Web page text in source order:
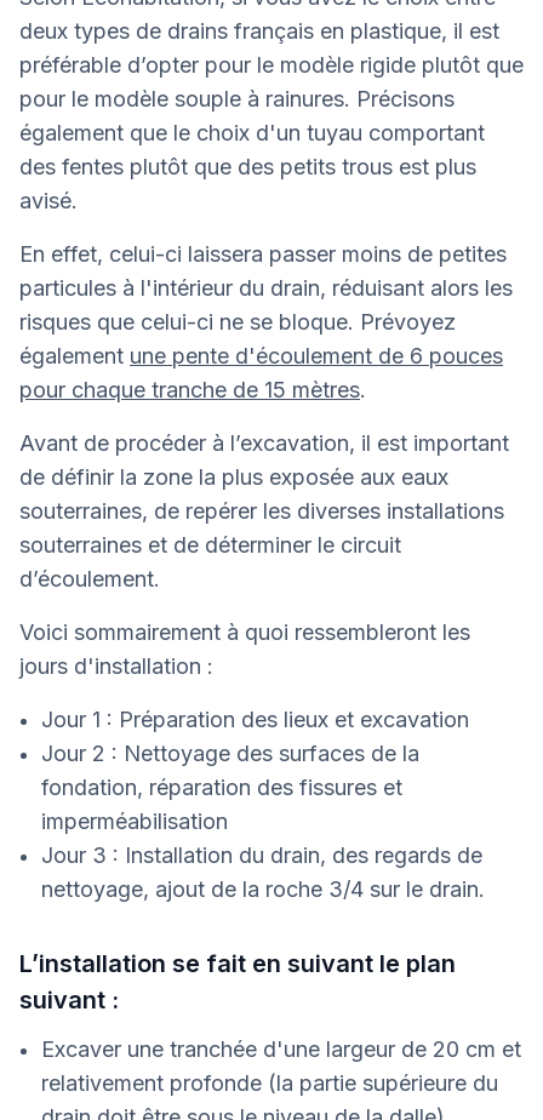
deux types de drains français en plastique, il est
préférable d’opter pour le modèle rigide plutôt que
pour le modèle souple à rainures. Précisons
également que le choix d'un tuyau comportant
des fentes plutôt que des petits trous est plus
avisé.
En effet, celui-ci laissera passer moins de petites
particules à l'intérieur du drain, réduisant alors les
risques que celui-ci ne se bloque. Prévoyez
également une pente d'écoulement de 6 pouces
pour chaque tranche de 15 mètres.
Avant de procéder à l’excavation, il est important
de définir la zone la plus exposée aux eaux
souterraines, de repérer les diverses installations
souterraines et de déterminer le circuit
d’écoulement.
Voici sommairement à quoi ressembleront les
jours d'installation :
Jour 1 : Préparation des lieux et excavation
Jour 2 : Nettoyage des surfaces de la
fondation, réparation des fissures et
imperméabilisation
Jour 3 : Installation du drain, des regards de
nettoyage, ajout de la roche 3/4 sur le drain.
L’installation se fait en suivant le plan
suivant :
Excaver une tranchée d'une largeur de 20 cm et
relativement profonde (la partie supérieure du